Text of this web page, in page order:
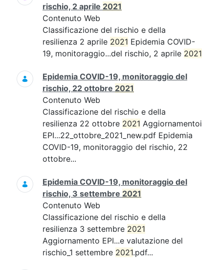
rischio, 2 aprile 2021
Contenuto Web
Classificazione del rischio e della
resilienza 2 aprile 2021 Epidemia COVID-
19, monitoraggio...del rischio, 2 aprile 2021
Epidemia COVID-19, monitoraggio del
rischio, 22 ottobre 2021
Contenuto Web
Classificazione del rischio e della
resilienza 22 ottobre 2021 Aggiornamentoi
EPI...22_ottobre_2021_new.pdf Epidemia
COVID-19, monitoraggio del rischio, 22
ottobre...
Epidemia COVID-19, monitoraggio del
rischio, 3 settembre 2021
Contenuto Web
Classificazione del rischio e della
resilienza 3 settembre 2021
Aggiornamento EPI...e valutazione del
rischio_1 settembre 2021.pdf...